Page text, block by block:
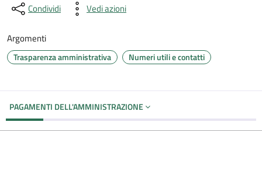
Condividi Vedi azioni
Argomenti
Trasparenza amministrativa Numeri utili e contatti
PAGAMENTI DELL'AMMINISTRAZIONE